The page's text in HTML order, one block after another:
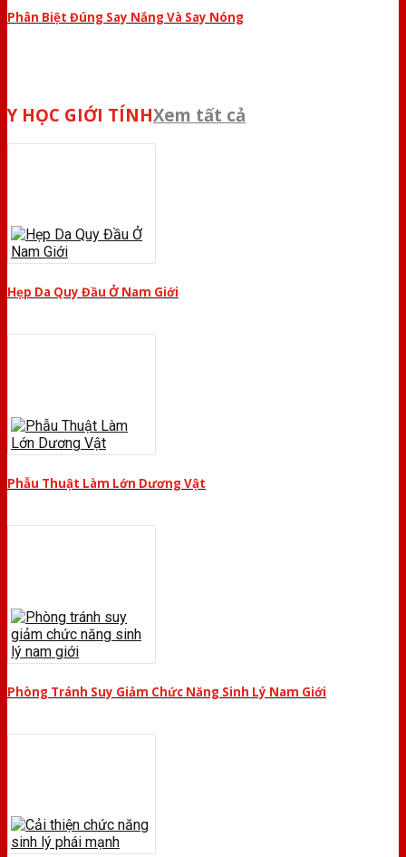
Phân Biệt Đúng Say Nắng Và Say Nóng
Y HỌC GIỚI TÍNHXem tất cả
Hẹp Da Quy Đầu Ở Nam Giới
Phẫu Thuật Làm Lớn Dương Vật
Phòng Tránh Suy Giảm Chức Năng Sinh Lý Nam Giới